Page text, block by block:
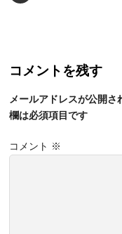
コメントを残す
メールアドレスが公開さ
欄は必須項目です
コメント ※